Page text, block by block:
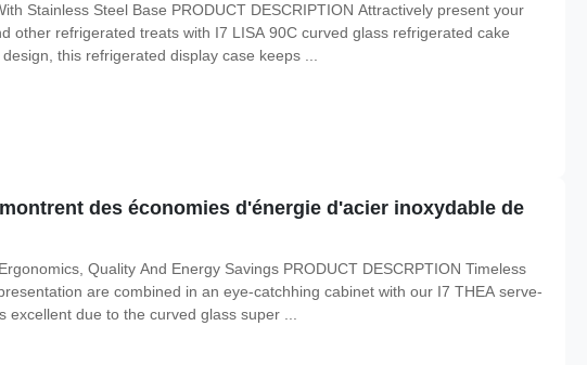
Stainless Steel Base PRODUCT DESCRIPTION Attractively present your
other refrigerated treats with I7 LISA 90C curved glass refrigerated cake
this refrigerated display case keeps ...
des économies d'énergie d'acier inoxydable de
Quality And Energy Savings PRODUCT DESCRPTION Timeless
are combined in an eye-catchhing cabinet with our I7 THEA serve-
due to the curved glass super ...